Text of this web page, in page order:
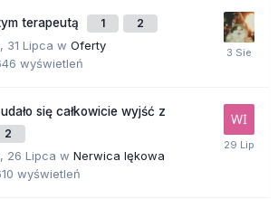
terapeutą 1 2
, 31 Lipca w Oferty
wyświetleń
się całkowicie wyjść z
2
, 26 Lipca w Nerwica lękowa
wyświetleń